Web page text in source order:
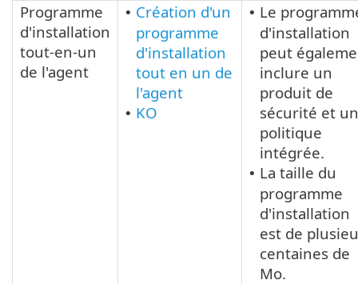
Programme
d'installation
tout-en-un
de l'agent
• Création d'un
programme
d'installation
tout en un de
l'agent
• KO
• Le
d'installation
peut
inclure un
produit de
sécurité et
politique
intégrée.
• La taille du
programme
d'installation
est de
centaines de
Mo.